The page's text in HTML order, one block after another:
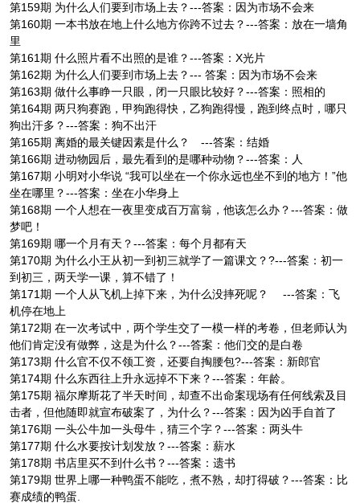
第159期 为什么人们要到市场上去？---答案：因为市场不会来
第160期 一本书放在地上什么地方你跨不过去？---答案：放在一墙角
里
第161期 什么照片看不出照的是谁？---答案：X光片
第162期 为什么人们要到市场上去？--- 答案：因为市场不会来
第163期 做什么事睁一只眼，闭一只眼比较好？---答案：照相的
第164期 两只狗赛跑，甲狗跑得快，乙狗跑得慢，跑到终点时，哪只
狗出汗多？---答案：狗不出汗
第165期 离婚的最关键因素是什么？ ---答案：结婚
第166期 进动物园后，最先看到的是哪种动物？---答案：人
第167期 小明对小华说 “我可以坐在一个你永远也坐不到的地方！”他
坐在哪里？---答案：坐在小华身上
第168期 一个人想在一夜里变成百万富翁，他该怎么办？---答案：做
梦吧！
第169期 哪一个月有天？---答案：每个月都有天
第170期 为什么小王从初一到初三就学了一篇课文？?---答案：初一
到初三，两天学一课，算不错了！
第171期 一个人从飞机上掉下来，为什么没摔死呢？ ---答案：飞
机停在地上
第172期 在一次考试中，两个学生交了一模一样的考卷，但老师认为
他们肯定没有做弊，这是为什么？---答案：他们交的是白卷
第173期 什么官不仅不领工资，还要自掏腰包?---答案：新郎官
第174期 什么东西往上升永远掉不下来？---答案：年龄。
第175期 福尔摩斯花了半天时间，却查不出命案现场有任何线索及目
击者，但他随即就宣布破案了，为什么？---答案：因为凶手自首了
第176期 一头公牛加一头母牛，猜三个字？---答案：两头牛
第177期 什么水要按计划发放？---答案：薪水
第178期 书店里买不到什么书？---答案：遗书
第179期 世界上哪一种鸭蛋不能吃，煮不熟，却打得破？---答案：比
赛成绩的鸭蛋.